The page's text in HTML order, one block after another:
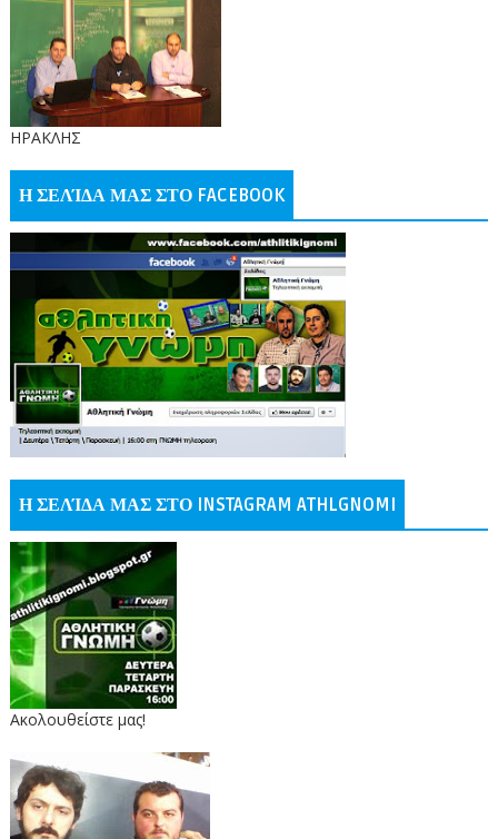
ΗΡΑΚΛΗΣ
Η ΣΕΛΊΔΑ ΜΑΣ ΣΤΟ FACEBOOK
Η ΣΕΛΊΔΑ ΜΑΣ ΣΤΟ INSTAGRAM ATHLGNOMI
Ακολουθείστε μας!